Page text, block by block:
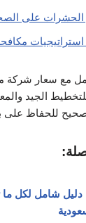
الحشرات على
مع سعار
الجيد
للحفاظ على
شامل لكل ما